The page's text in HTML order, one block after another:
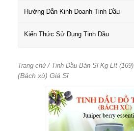
Hướng Dẫn Kinh Doanh Tinh Dầu
Kiến Thức Sử Dụng Tinh Dầu
Trang chủ / Tinh Dầu Bán Sỉ Kg Lít (169)
(Bách xù) Giá Sỉ